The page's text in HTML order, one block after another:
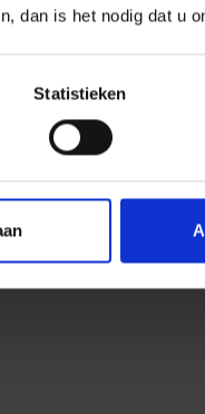
dan is het nodig dat u
Statistieken